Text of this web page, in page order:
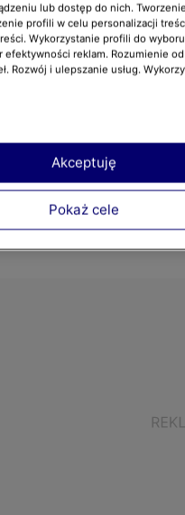
pomóc Darkowi
Więcej
"Darek solo" i od
Darka o
w sypialni
montażu
nowe łóżko,
gonił, więc
zwrócić się o
na szczęście
Zobaczcie
lub dostęp do nich.
profili w celu personalizacji
Wykorzystanie profili do
efektywności reklam. Rozumienie
Rozwój i ulepszanie usług.
Pokaż cele
Akceptuję